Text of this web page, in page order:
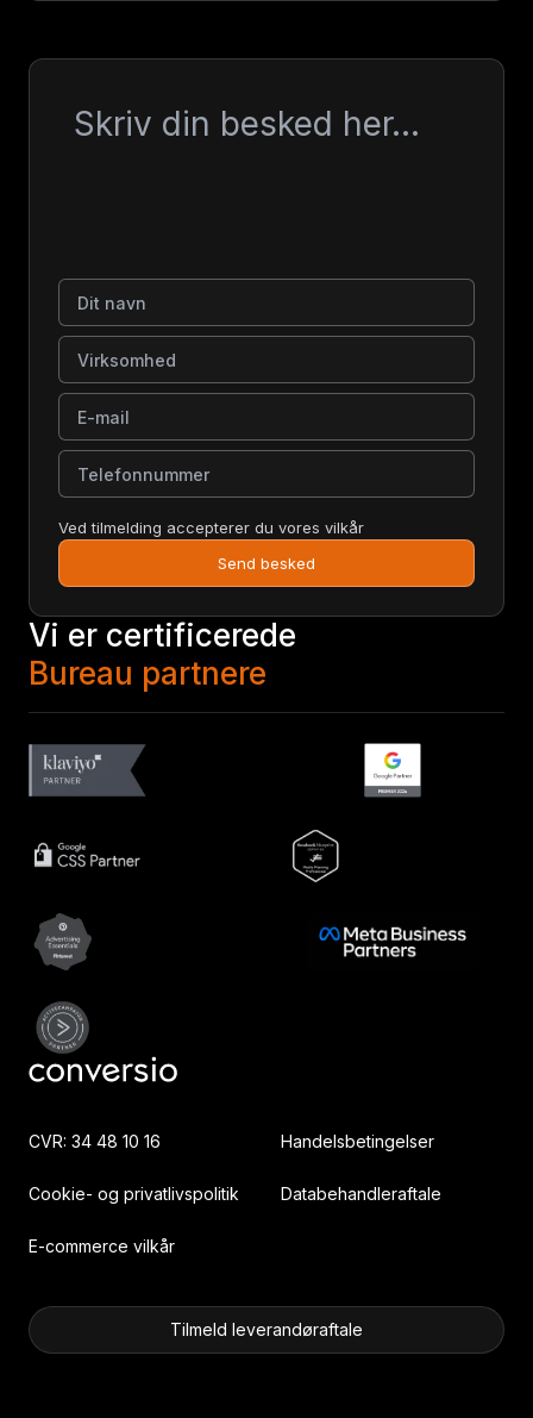
Dit navn
Virksomhed
E-mail
Telefonnummer
Ved tilmelding accepterer du vores vilkår
Send besked
Vi er certificerede
Bureau partnere
CVR: 34 48 10 16 Handelsbetingelser
Cookie- og privatlivspolitik Databehandleraftale
E-commerce vilkår
Tilmeld leverandøraftale